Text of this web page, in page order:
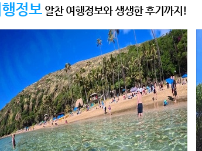
정보 알찬 여행정보와 생생한 후기까지!